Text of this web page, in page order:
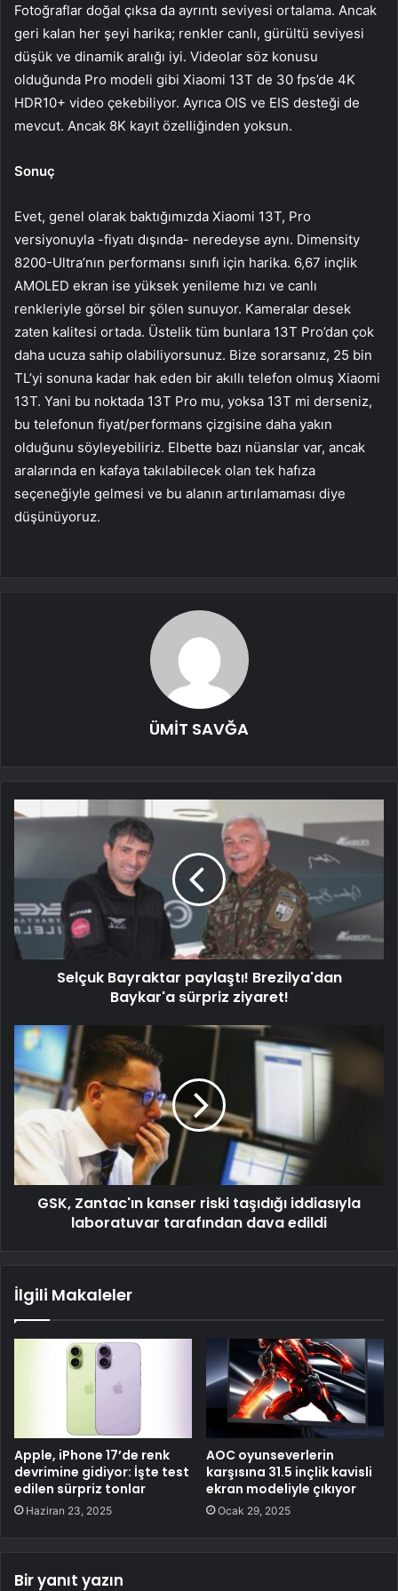
Fotoğraflar doğal çıksa da ayrıntı seviyesi ortalama. Ancak
geri kalan her şeyi harika; renkler canlı, gürültü seviyesi
düşük ve dinamik aralığı iyi. Videolar söz konusu
olduğunda Pro modeli gibi Xiaomi 13T de 30 fps’de 4K
HDR10+ video çekebiliyor. Ayrıca OIS ve EIS desteği de
mevcut. Ancak 8K kayıt özelliğinden yoksun.
Sonuç
Evet, genel olarak baktığımızda Xiaomi 13T, Pro
versiyonuyla -fiyatı dışında- neredeyse aynı. Dimensity
8200-Ultra’nın performansı sınıfı için harika. 6,67 inçlik
AMOLED ekran ise yüksek yenileme hızı ve canlı
renkleriyle görsel bir şölen sunuyor. Kameralar desek
zaten kalitesi ortada. Üstelik tüm bunlara 13T Pro’dan çok
daha ucuza sahip olabiliyorsunuz. Bize sorarsanız, 25 bin
TL’yi sonuna kadar hak eden bir akıllı telefon olmuş Xiaomi
13T. Yani bu noktada 13T Pro mu, yoksa 13T mi derseniz,
bu telefonun fiyat/performans çizgisine daha yakın
olduğunu söyleyebiliriz. Elbette bazı nüanslar var, ancak
aralarında en kafaya takılabilecek olan tek hafıza
seçeneğiyle gelmesi ve bu alanın artırılamaması diye
düşünüyoruz.
ÜMİT SAVĞA
Selçuk Bayraktar paylaştı! Brezilya'dan
Baykar'a sürpriz ziyaret!
GSK, Zantac'ın kanser riski taşıdığı iddiasıyla
laboratuvar tarafından dava edildi
İlgili Makaleler
Apple, iPhone 17’de renk
devrimine gidiyor: İşte test
edilen sürpriz tonlar
Haziran 23, 2025
AOC oyunseverlerin
karşısına 31.5 inçlik kavisli
ekran modeliyle çıkıyor
Ocak 29, 2025
Bir yanıt yazın